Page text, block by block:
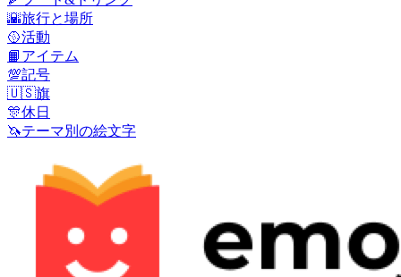
🌇旅行と場所
🥎活動
📙 アイテム
💯記号
🇺🇸旗
🎊休日
🦄テーマ別の絵文字